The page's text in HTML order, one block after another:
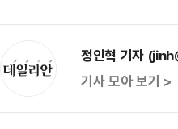
정인혁 기자
기사 모아 보기 >